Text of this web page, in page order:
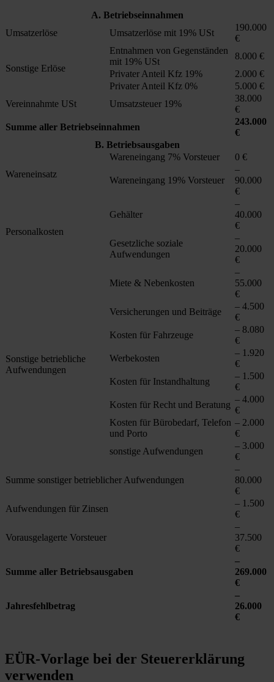
A. Betriebseinnahmen
Umsatzerlöse
Umsatzerlöse mit 19% USt
190.000
€
Sonstige Erlöse
Entnahmen von Gegenständen
mit 19% USt
8.000 €
Privater Anteil Kfz 19%
2.000 €
Privater Anteil Kfz 0%
5.000 €
Vereinnahmte USt
Umsatzsteuer 19%
38.000
€
Summe aller Betriebseinnahmen
243.000
€
B. Betriebsausgaben
Wareneinsatz
Wareneingang 7% Vorsteuer 0 €
Wareneingang 19% Vorsteuer
–
90.000
€
Personalkosten
Gehälter
–
40.000
€
Gesetzliche soziale
Aufwendungen
–
20.000
€
Sonstige betriebliche
Aufwendungen
Miete & Nebenkosten
–
55.000
€
Versicherungen und Beiträge
– 4.500
€
Kosten für Fahrzeuge
– 8.080
€
Werbekosten
– 1.920
€
Kosten für Instandhaltung
– 1.500
€
Kosten für Recht und Beratung
– 4.000
€
Kosten für Bürobedarf, Telefon
und Porto
– 2.000
€
sonstige Aufwendungen
– 3.000
€
Summe sonstiger betrieblicher Aufwendungen
–
80.000
€
Aufwendungen für Zinsen
– 1.500
€
Vorausgelagerte Vorsteuer
–
37.500
€
Summe aller Betriebsausgaben
–
269.000
€
Jahresfehlbetrag
–
26.000
€
EÜR-Vorlage bei der Steuererklärung
verwenden